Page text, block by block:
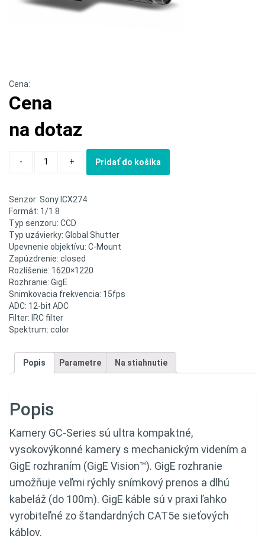
Cena:
Cena
na dotaz
- + Pridať do košíka
Senzor: Sony ICX274
Formát: 1/1.8
Typ senzoru: CCD
Typ uzávierky: Global Shutter
Upevnenie objektívu: C-Mount
Zapúzdrenie: closed
Rozlíšenie: 1620×1220
Rozhranie: GigE
Snimkovacia frekvencia: 15fps
ADC: 12-bit ADC
Filter: IRC filter
Spektrum: color
Popis Parametre Na stiahnutie
Popis
Kamery GC-Series sú ultra kompaktné,
vysokovýkonné kamery s mechanickým videním a
GigE rozhraním (GigE Vision™). GigE rozhranie
umožňuje veľmi rýchly snímkový prenos a dlhú
kabeláž (do 100m). GigE káble sú v praxi ľahko
vyrobiteľné zo štandardných CAT5e sieťových
káblov.